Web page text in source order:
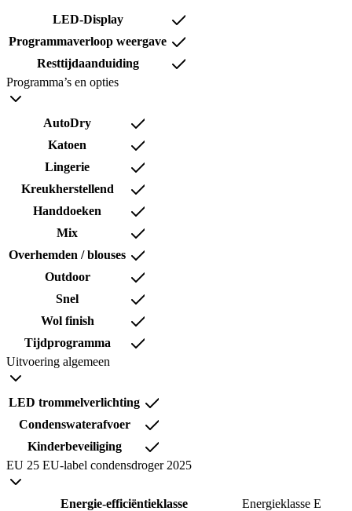
LED-Display
Programmaverloop weergave
Resttijdaanduiding
Programma’s en opties
AutoDry
Katoen
Lingerie
Kreukherstellend
Handdoeken
Mix
Overhemden / blouses
Outdoor
Snel
Wol finish
Tijdprogramma
Uitvoering algemeen
LED trommelverlichting
Condenswaterafvoer
Kinderbeveiliging
EU 25 EU-label condensdroger 2025
Energie-efficiëntieklasse
Energieklasse E